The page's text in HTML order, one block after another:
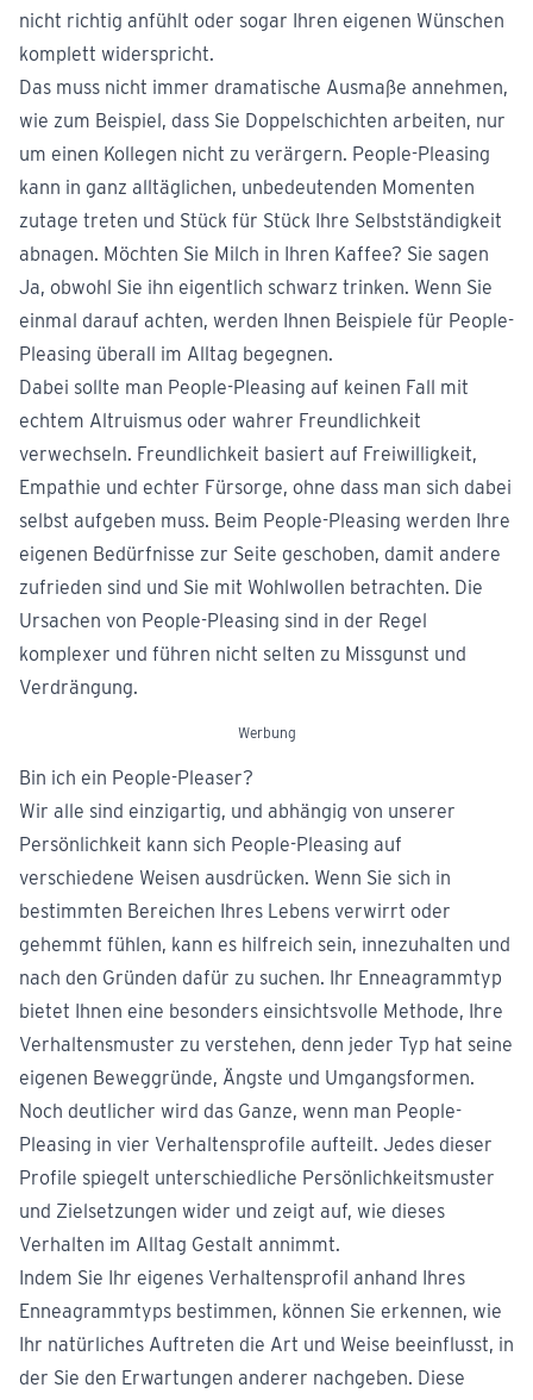
nicht richtig anfühlt oder sogar Ihren eigenen Wünschen
komplett widerspricht.
Das muss nicht immer dramatische Ausmaße annehmen,
wie zum Beispiel, dass Sie Doppelschichten arbeiten, nur
um einen Kollegen nicht zu verärgern. People-Pleasing
kann in ganz alltäglichen, unbedeutenden Momenten
zutage treten und Stück für Stück Ihre Selbstständigkeit
abnagen. Möchten Sie Milch in Ihren Kaffee? Sie sagen
Ja, obwohl Sie ihn eigentlich schwarz trinken. Wenn Sie
einmal darauf achten, werden Ihnen Beispiele für People-
Pleasing überall im Alltag begegnen.
Dabei sollte man People-Pleasing auf keinen Fall mit
echtem Altruismus oder wahrer Freundlichkeit
verwechseln. Freundlichkeit basiert auf Freiwilligkeit,
Empathie und echter Fürsorge, ohne dass man sich dabei
selbst aufgeben muss. Beim People-Pleasing werden Ihre
eigenen Bedürfnisse zur Seite geschoben, damit andere
zufrieden sind und Sie mit Wohlwollen betrachten. Die
Ursachen von People-Pleasing sind in der Regel
komplexer und führen nicht selten zu Missgunst und
Verdrängung.
Werbung
Bin ich ein People-Pleaser?
Wir alle sind einzigartig, und abhängig von unserer
Persönlichkeit kann sich People-Pleasing auf
verschiedene Weisen ausdrücken. Wenn Sie sich in
bestimmten Bereichen Ihres Lebens verwirrt oder
gehemmt fühlen, kann es hilfreich sein, innezuhalten und
nach den Gründen dafür zu suchen. Ihr Enneagrammtyp
bietet Ihnen eine besonders einsichtsvolle Methode, Ihre
Verhaltensmuster zu verstehen, denn jeder Typ hat seine
eigenen Beweggründe, Ängste und Umgangsformen.
Noch deutlicher wird das Ganze, wenn man People-
Pleasing in vier Verhaltensprofile aufteilt. Jedes dieser
Profile spiegelt unterschiedliche Persönlichkeitsmuster
und Zielsetzungen wider und zeigt auf, wie dieses
Verhalten im Alltag Gestalt annimmt.
Indem Sie Ihr eigenes Verhaltensprofil anhand Ihres
Enneagrammtyps bestimmen, können Sie erkennen, wie
Ihr natürliches Auftreten die Art und Weise beeinflusst, in
der Sie den Erwartungen anderer nachgeben. Diese